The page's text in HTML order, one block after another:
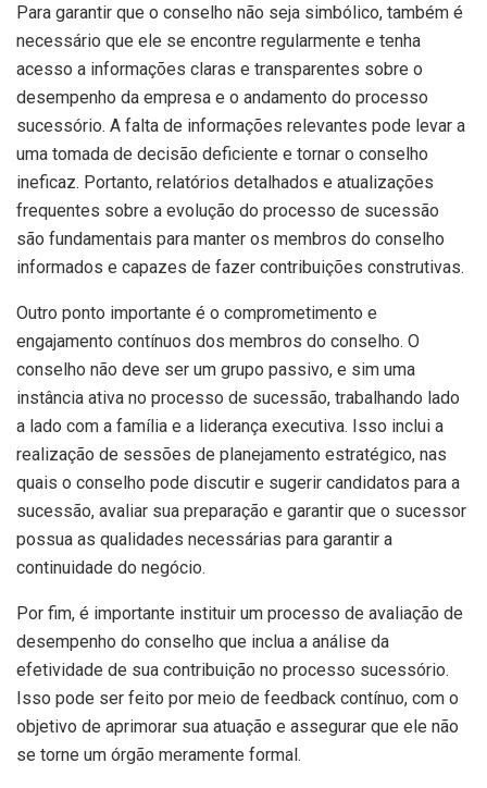
Para garantir que o conselho não seja simbólico, também é
necessário que ele se encontre regularmente e tenha
acesso a informações claras e transparentes sobre o
desempenho da empresa e o andamento do processo
sucessório. A falta de informações relevantes pode levar a
uma tomada de decisão deficiente e tornar o conselho
ineficaz. Portanto, relatórios detalhados e atualizações
frequentes sobre a evolução do processo de sucessão
são fundamentais para manter os membros do conselho
informados e capazes de fazer contribuições construtivas.
Outro ponto importante é o comprometimento e
engajamento contínuos dos membros do conselho. O
conselho não deve ser um grupo passivo, e sim uma
instância ativa no processo de sucessão, trabalhando lado
a lado com a família e a liderança executiva. Isso inclui a
realização de sessões de planejamento estratégico, nas
quais o conselho pode discutir e sugerir candidatos para a
sucessão, avaliar sua preparação e garantir que o sucessor
possua as qualidades necessárias para garantir a
continuidade do negócio.
Por fim, é importante instituir um processo de avaliação de
desempenho do conselho que inclua a análise da
efetividade de sua contribuição no processo sucessório.
Isso pode ser feito por meio de feedback contínuo, com o
objetivo de aprimorar sua atuação e assegurar que ele não
se torne um órgão meramente formal.